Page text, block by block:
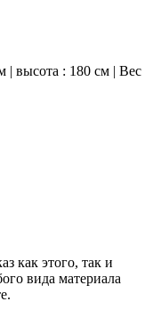
| высота : 180 см | Вес
как этого, так и
вида материала